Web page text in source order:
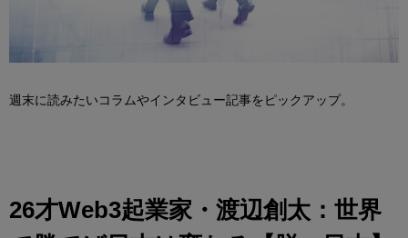
週末に読みたいコラムやインタビュー記事をピックアップ。
26才Web3起業家・渡辺創太：世界